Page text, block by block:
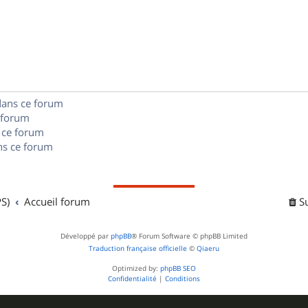
ce forum
forum
ce forum
Accueil forum
Développé par phpBB® Forum Software © phpBB Limited
Traduction française officielle © Qiaeru
Optimized by: phpBB SEO
Confidentialité | Conditions